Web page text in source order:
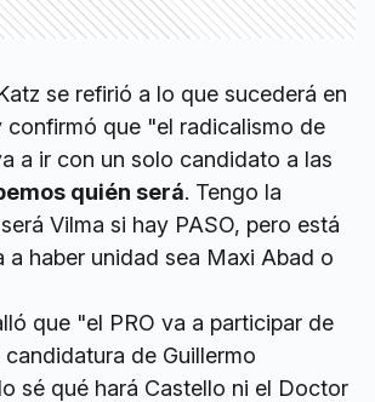
se refirió a lo que sucederá en
confirmó que "el radicalismo de
a ir con un solo candidato a las
quién será. Tengo la
Vilma si hay PASO, pero está
a haber unidad sea Maxi Abad o
que "el PRO va a participar de
de Guillermo
sé qué hará Castello ni el Doctor